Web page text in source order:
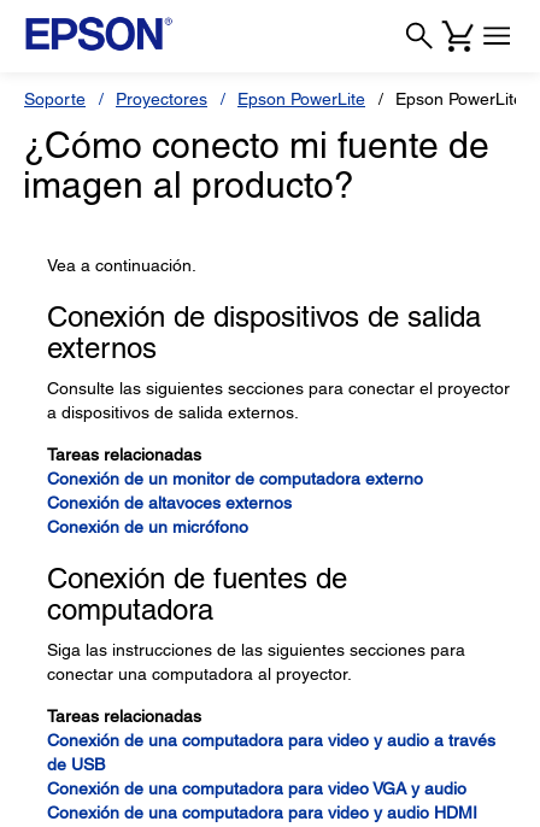
Soporte Proyectores Epson PowerLite Epson PowerLite
¿Cómo conecto mi fuente de
imagen al producto?
Vea a continuación.
Conexión de dispositivos de salida
externos
Consulte las siguientes secciones para conectar el proyector
a dispositivos de salida externos.
Tareas relacionadas
Conexión de un monitor de computadora externo
Conexión de altavoces externos
Conexión de un micrófono
Conexión de fuentes de
computadora
Siga las instrucciones de las siguientes secciones para
conectar una computadora al proyector.
Tareas relacionadas
Conexión de una computadora para video y audio a través
de USB
Conexión de una computadora para video VGA y audio
Conexión de una computadora para video y audio HDMI